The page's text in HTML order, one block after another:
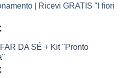
attuale
19,90€.
| Ricevi GRATIS "I fiori
Il
attuale
è:
19,90€.
DA SÉ + Kit "Pronto
Il